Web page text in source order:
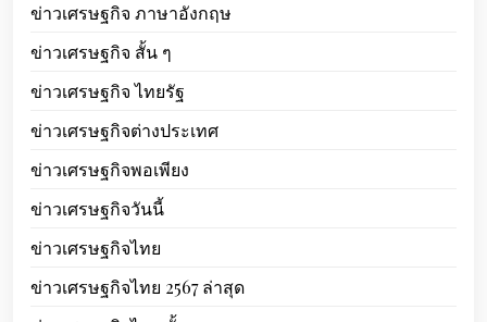
ข่าวเศรษฐกิจ ภาษาอังกฤษ
ข่าวเศรษฐกิจ สั้น ๆ
ข่าวเศรษฐกิจ ไทยรัฐ
ข่าวเศรษฐกิจต่างประเทศ
ข่าวเศรษฐกิจพอเพียง
ข่าวเศรษฐกิจวันนี้
ข่าวเศรษฐกิจไทย
ข่าวเศรษฐกิจไทย 2567 ล่าสุด